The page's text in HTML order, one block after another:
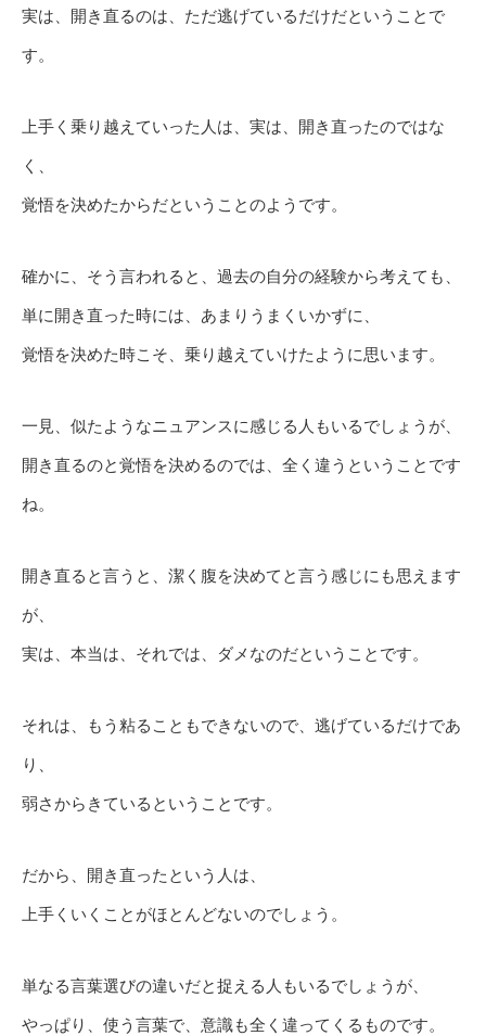
実は、開き直るのは、ただ逃げているだけだということで
す。
上手く乗り越えていった人は、実は、開き直ったのではな
く、
覚悟を決めたからだということのようです。
確かに、そう言われると、過去の自分の経験から考えても、
単に開き直った時には、あまりうまくいかずに、
覚悟を決めた時こそ、乗り越えていけたように思います。
一見、似たようなニュアンスに感じる人もいるでしょうが、
開き直るのと覚悟を決めるのでは、全く違うということです
ね。
開き直ると言うと、潔く腹を決めてと言う感じにも思えます
が、
実は、本当は、それでは、ダメなのだということです。
それは、もう粘ることもできないので、逃げているだけであ
り、
弱さからきているということです。
だから、開き直ったという人は、
上手くいくことがほとんどないのでしょう。
単なる言葉選びの違いだと捉える人もいるでしょうが、
やっぱり、使う言葉で、意識も全く違ってくるものです。